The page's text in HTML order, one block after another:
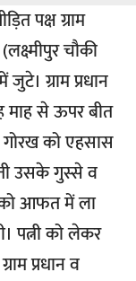
पक्ष ग्राम
चौकी
ग्राम प्रधान
माह से ऊपर बीत
गोरख को एहसास
उसके गुस्से व
को आफत में ला
पत्नी को लेकर
प्रधान व